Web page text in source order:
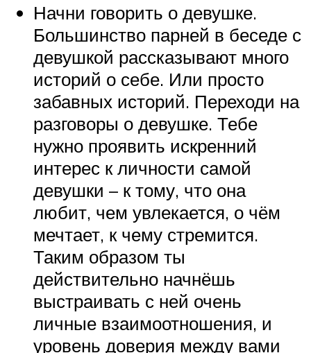
Начни говорить о девушке.
Большинство парней в беседе с
девушкой рассказывают много
историй о себе. Или просто
забавных историй. Переходи на
разговоры о девушке. Тебе
нужно проявить искренний
интерес к личности самой
девушки – к тому, что она
любит, чем увлекается, о чём
мечтает, к чему стремится.
Таким образом ты
действительно начнёшь
выстраивать с ней очень
личные взаимоотношения, и
уровень доверия между вами